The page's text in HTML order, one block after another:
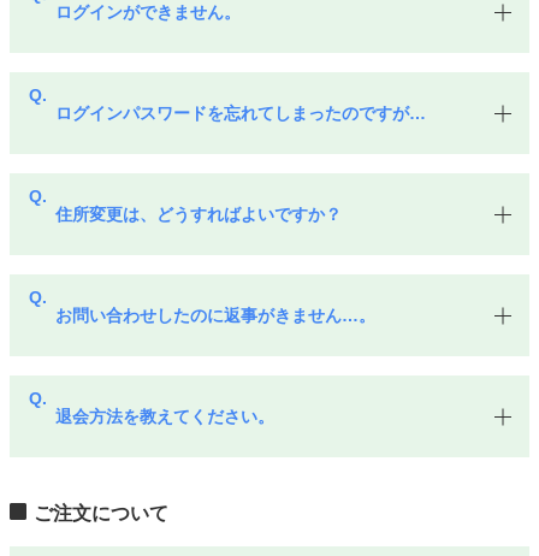
ログインができません。
ログインパスワードを忘れてしまったのですが…
住所変更は、どうすればよいですか？
お問い合わせしたのに返事がきません…。
退会方法を教えてください。
ご注文について